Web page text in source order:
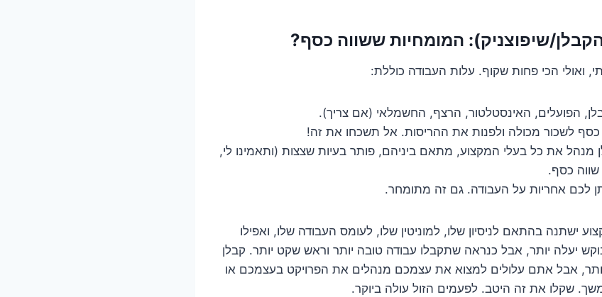
ואולי הכי פחות שקוף. עלות העבודה כוללת:
הפועלים, האינסטלטור, הרצף, החשמלאי (אם צריך).
כסף לשכור מכולה ולפנות את ההריסות. אל תשכחו את זה!
מנהל את כל בעלי המקצוע, מתאם ביניהם, פותר בעיות שצצות (ותאמינו לי,
שווה כסף.
לכם אחריות על העבודה. גם זה מתומחר.
ישתנה בהתאם לניסיון שלו, למוניטין שלו, לעומס העבודה שלו, ואפילו
יעלה יותר, אבל כנראה שתקבלו עבודה טובה יותר וראש שקט יותר. קבלן
יותר, אבל אתם עלולים למצוא את עצמכם מנהלים את הפרויקט בעצמכם או
שקלו את זה היטב. לפעמים הזול עולה ביוקר.